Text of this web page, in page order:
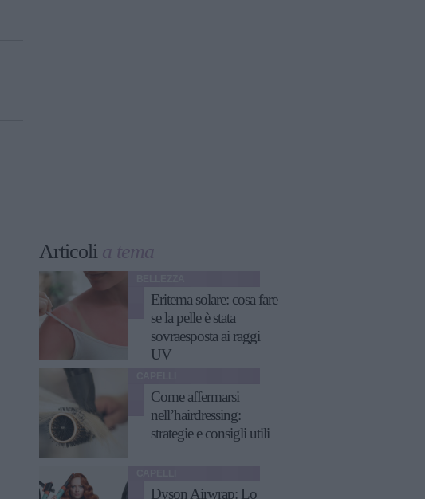
Articoli a tema
Eritema solare: cosa fare
se la pelle è stata
sovraesposta ai raggi
UV
Come affermarsi
nell’hairdressing:
strategie e consigli utili
Dyson Airwrap: Lo